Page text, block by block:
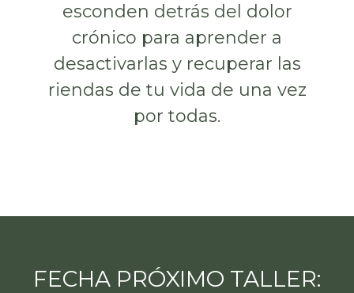
esconden detrás del dolor
crónico para aprender a
desactivarlas y recuperar las
riendas de tu vida de una vez
por todas.
FECHA PRÓXIMO TALLER: